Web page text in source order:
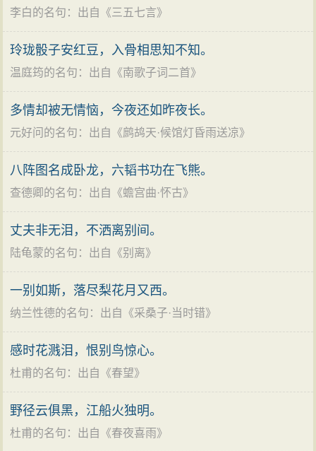
程，又借典故含蓄地抒写了诗人对京邑眷恋不舍的心
首二句领起望乡之意，以下六句写景，六句写情。
诗人扣住题意，选取富有特征性的景物，将登临所见层
都的壮丽气派。此处“白日”指傍晚的日光。“丽”字本有“附
著”、“明丽”两个意思，这里兼取二义，描绘出飞甍在落日
夫。“参差”二字既写京城宫殿楼阙的密集，又使整个画面
显得错落有致。“皆可见”三字则暗中传达出诗人神情的专
没有点明在山上流连凝望的时间有多久，但从“白日”变为
“余霞”的景色转换中自然就显示出时辰的推移过程。
烂的余霞铺满天空，犹如一匹散开的锦缎，清澄的大江
伸向远方，仿佛一条明净的白绸。这一对比喻不仅色彩
李白的名句 ：出自《三五七言》
玲珑骰子安红豆，入骨相思知不知。
温庭筠的名句 ：出自《南歌子词二首》
多情却被无情恼，今夜还如昨夜长。
元好问的名句 ：出自《鹧鸪天·候馆灯昏雨送凉》
八阵图名成卧龙，六韬书功在飞熊。
查德卿的名句 ：出自《蟾宫曲·怀古》
丈夫非无泪，不洒离别间。
陆龟蒙的名句 ：出自《别离》
一别如斯，落尽梨花月又西。
纳兰性德的名句 ：出自《采桑子·当时错》
感时花溅泪，恨别鸟惊心。
杜甫的名句 ：出自《春望》
野径云俱黑，江船火独明。
杜甫的名句 ：出自《春夜喜雨》